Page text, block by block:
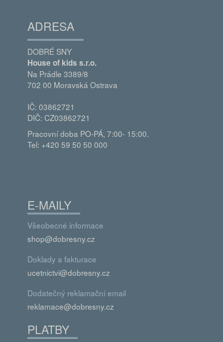
ADRESA
DOBRÉ SNY
House of kids s.r.o.
Na Prádle 3389/8
702 00 Moravská Ostrava
IČ: 03862721
DIČ: CZ03862721
Pracovní doba PO-PÁ, 7:00- 15:00.
Tel: +420 59 50 50 000
E-MAILY
Všeobecné informace
shop@dobresny.cz
Doklady a fakturace
ucetnictvi@dobresny.cz
Dodatečný reklamační email
reklamace@dobresny.cz
PLATBY